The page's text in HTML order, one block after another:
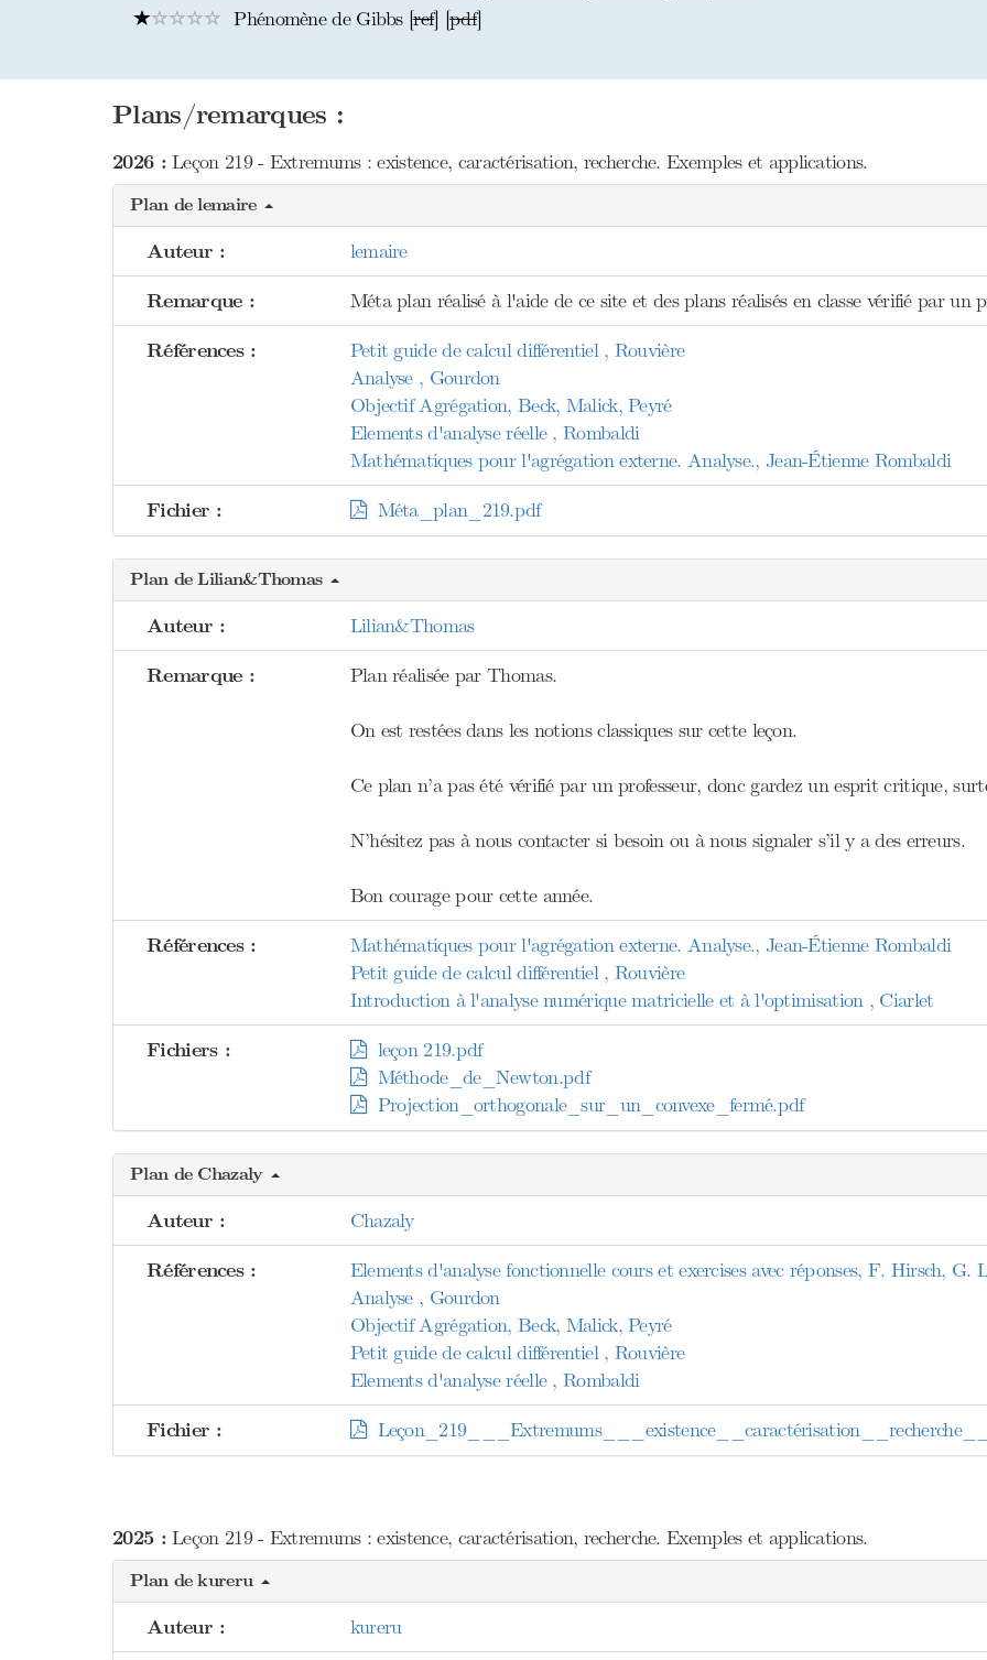
Phénomène de Gibbs [ref] [pdf]
Plans/remarques :
2026 :Leçon 219 - Extremums : existence, caractérisation, recherche. Exemples et applications.
Plan de lemaire
Auteur : lemaire
Remarque : Méta plan réalisé à l'aide de ce site et des plans réalisés en classe vérifié par un
Références :
Petit guide de calcul différentiel , Rouvière
Analyse , Gourdon
Objectif Agrégation, Beck, Malick, Peyré
Elements d'analyse réelle , Rombaldi
Mathématiques pour l'agrégation externe. Analyse., Jean-Étienne Rombaldi
Fichier : Méta_plan_219.pdf
Plan de Lilian&Thomas
Auteur : Lilian&Thomas
Remarque : Plan réalisée par Thomas.
On est restées dans les notions classiques sur cette leçon.
Ce plan n’a pas été vérifié par un professeur, donc gardez un esprit critique,
N’hésitez pas à nous contacter si besoin ou à nous signaler s’il y a des erreurs.
Bon courage pour cette année.
Références :
Mathématiques pour l'agrégation externe. Analyse., Jean-Étienne Rombaldi
Petit guide de calcul différentiel , Rouvière
Introduction à l'analyse numérique matricielle et à l'optimisation , Ciarlet
Fichiers :
leçon 219.pdf
Méthode_de_Newton.pdf
Projection_orthogonale_sur_un_convexe_fermé.pdf
Plan de Chazaly
Auteur : Chazaly
Références :
Elements d'analyse fonctionnelle cours et exercises avec réponses, F. Hirsch, G.
Analyse , Gourdon
Objectif Agrégation, Beck, Malick, Peyré
Petit guide de calcul différentiel , Rouvière
Elements d'analyse réelle , Rombaldi
Fichier :
2025 :Leçon 219 - Extremums : existence, caractérisation, recherche. Exemples et applications.
Plan de kureru
Auteur : kureru